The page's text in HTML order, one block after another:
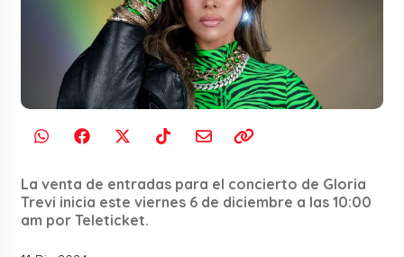
La venta de entradas para el concierto de Gloria
Trevi inicia este viernes 6 de diciembre a las 10:00
am por Teleticket.